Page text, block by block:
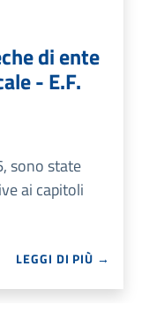
di ente
- E.F.
sono state
ai capitoli
LEGGI DI PIÙ →